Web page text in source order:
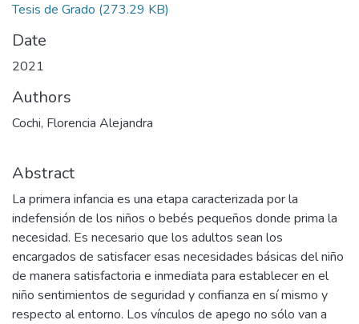
Tesis de Grado (273.29 KB)
Date
2021
Authors
Cochi, Florencia Alejandra
Abstract
La primera infancia es una etapa caracterizada por la
indefensión de los niños o bebés pequeños donde prima la
necesidad. Es necesario que los adultos sean los
encargados de satisfacer esas necesidades básicas del niño
de manera satisfactoria e inmediata para establecer en el
niño sentimientos de seguridad y confianza en sí mismo y
respecto al entorno. Los vínculos de apego no sólo van a